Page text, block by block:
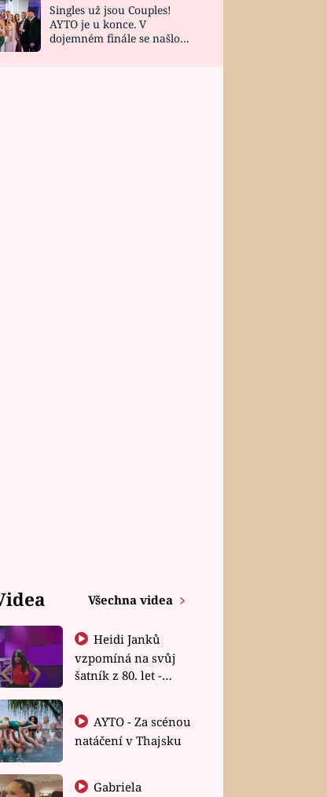
Singles už jsou Couples!
AYTO je u konce. V
dojemném finále se našlo
Všechna videa
Heidi Janků
vzpomíná na svůj
šatník z 80. let -
natáčení v Thajsku
Gabriela